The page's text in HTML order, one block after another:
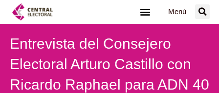
Menú
Entrevista del Consejero
Electoral Arturo Castillo con
Ricardo Raphael para ADN 40